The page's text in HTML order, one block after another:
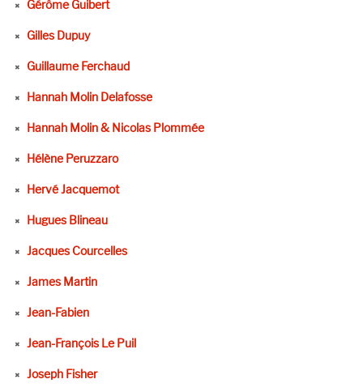
Gérôme Guibert
Gilles Dupuy
Guillaume Ferchaud
Hannah Molin Delafosse
Hannah Molin & Nicolas Plommée
Hélène Peruzzaro
Hervé Jacquemot
Hugues Blineau
Jacques Courcelles
James Martin
Jean-Fabien
Jean-François Le Puil
Joseph Fisher